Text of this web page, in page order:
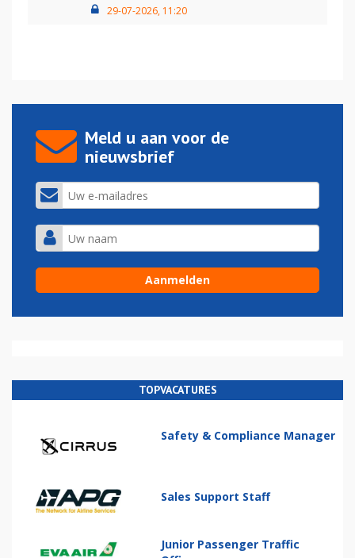
29-07-2026, 11:20
Meld u aan voor de
nieuwsbrief
TOPVACATURES
Safety & Compliance Manager
Sales Support Staff
Junior Passenger Traffic